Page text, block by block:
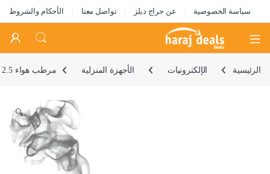
سياسة الخصوصية عن حراج ديلز تواصل معنا الأحكام والشروط
Open
الرئيسية الإلكترونيات الأجهزة المنزلية مرطب هواء 2.5 لتر 25 واط للمنزل والمكتب من فواحة | تحكم يدوي | وقت تشغيل 12 ساعة | خزان مياه مضاد للبكتيريا | حماية تلقائية من الماء (ارجواني) | مرطب دي ال سي فواحة جو – 2.5 لتر – 25 واط
🔍